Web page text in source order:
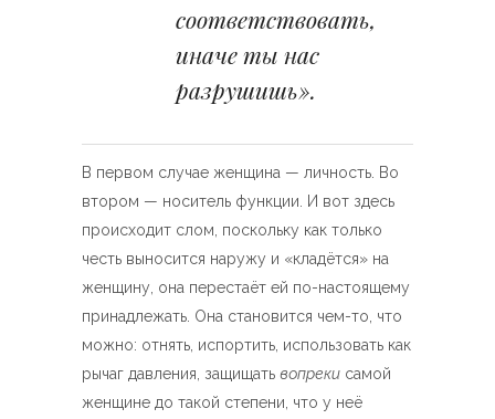
соответствовать,
иначе ты нас
разрушишь».
В первом случае женщина — личность. Во
втором — носитель функции. И вот здесь
происходит слом, поскольку как только
честь выносится наружу и «кладётся» на
женщину, она перестаёт ей по-настоящему
принадлежать. Она становится чем-то, что
можно: отнять, испортить, использовать как
рычаг давления, защищать вопреки самой
женщине до такой степени, что у неё